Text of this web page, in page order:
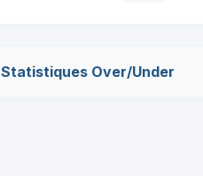
Statistiques Over/Under